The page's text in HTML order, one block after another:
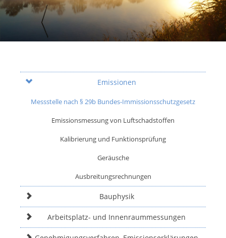
Emissionen
Messstelle nach § 29b Bundes-Immissionsschutzgesetz
Emissionsmessung von Luftschadstoffen
Kalibrierung und Funktionsprüfung
Geräusche
Ausbreitungsrechnungen
Bauphysik
Arbeitsplatz- und Innenraummessungen